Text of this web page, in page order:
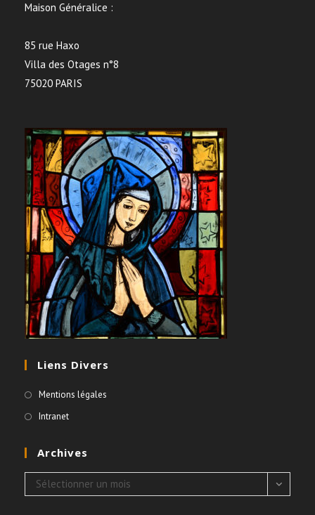
Maison Généralice :
85 rue Haxo
Villa des Otages n°8
75020 PARIS
Liens Divers
Mentions légales
Intranet
Archives
Archives
Sélectionner un mois